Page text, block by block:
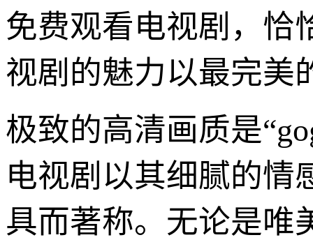
免费观看电视剧，恰
视剧的魅力以最完美
极致的高清画质是
电视剧以其细腻的情
具而著称。无论是唯